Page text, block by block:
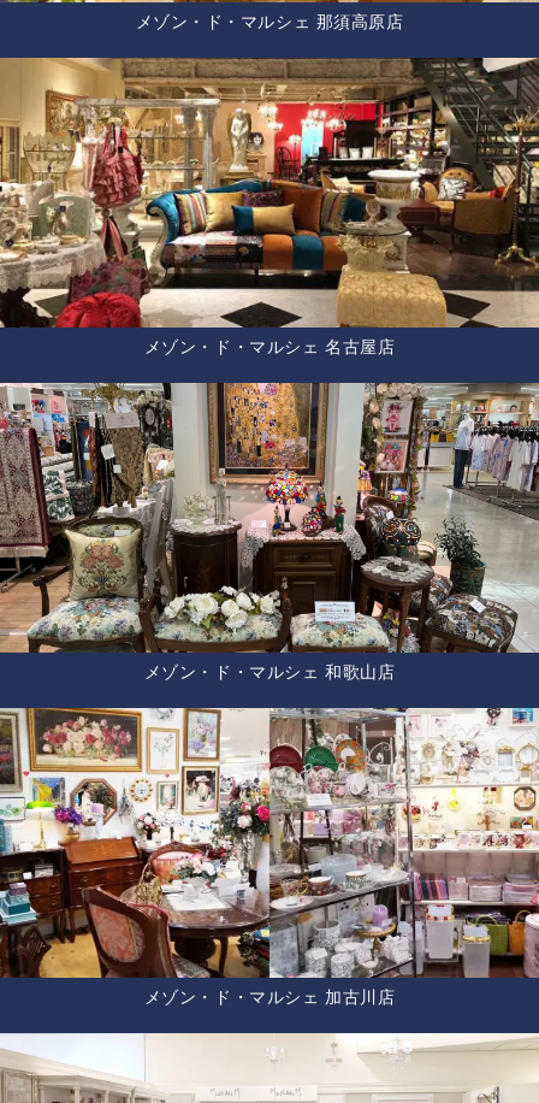
メゾン・ド・マルシェ 那須高原店
メゾン・ド・マルシェ 名古屋店
メゾン・ド・マルシェ 和歌山店
メゾン・ド・マルシェ 加古川店